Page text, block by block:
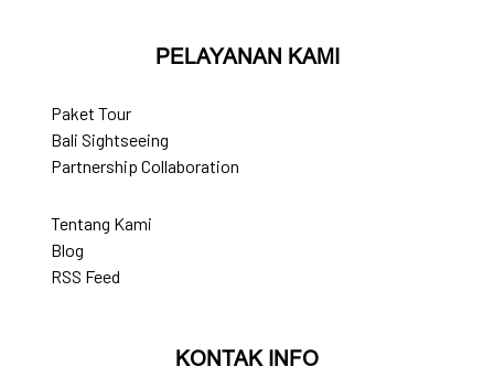
PELAYANAN KAMI
Paket Tour
Bali Sightseeing
Partnership Collaboration
Tentang Kami
Blog
RSS Feed
KONTAK INFO